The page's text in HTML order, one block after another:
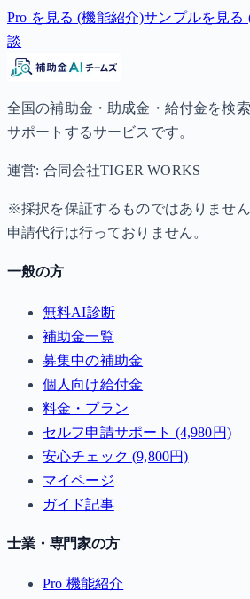
Pro を見る (機能紹介)サンプルを見る
談
全国の補助金・助成金・給付金を検
サポートするサービスです。
運営: 合同会社TIGER WORKS
※採択を保証するものではありません
申請代行は行っておりません。
一般の方
無料AI診断
補助金一覧
募集中の補助金
個人向け給付金
料金・プラン
セルフ申請サポート (4,980円)
安心チェック (9,800円)
マイページ
ガイド記事
士業・専門家の方
Pro 機能紹介